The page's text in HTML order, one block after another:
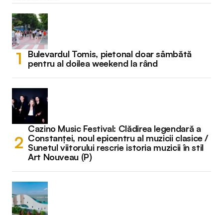
Bulevardul Tomis, pietonal doar sâmbătă
pentru al doilea weekend la rând
Cazino Music Festival: Clădirea legendară a
Constanței, noul epicentru al muzicii clasice /
Sunetul viitorului rescrie istoria muzicii în stil
Art Nouveau (P)